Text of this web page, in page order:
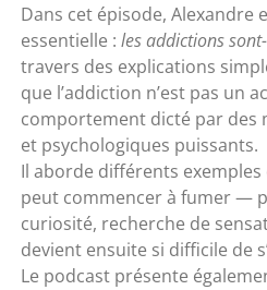
Dans cet épisode, Alexandre
essentielle :les addictions
travers des explications
que l’addiction n’est pas un
comportement dicté par des
et psychologiques puissants.
Il aborde différents
peut commencer à fumer —
curiosité, recherche de
devient ensuite si difficile de
Le podcast présente